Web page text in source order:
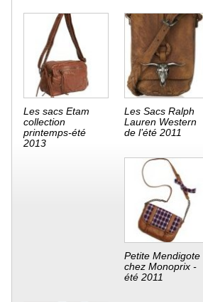
Les sacs Etam
collection
printemps-été
2013
Les Sacs Ralph
Lauren Western
de l’été 2011
Petite Mendigote
chez Monoprix -
été 2011